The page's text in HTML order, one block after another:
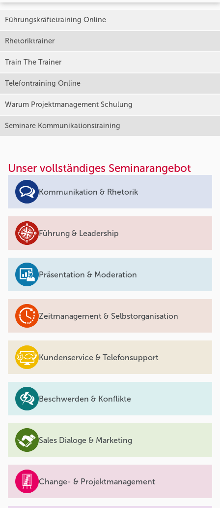
Führungskräftetraining Online
Rhetoriktrainer
Train The Trainer
Telefontraining Online
Warum Projektmanagement Schulung
Seminare Kommunikationstraining
Unser vollständiges Seminarangebot
Kommunikation & Rhetorik
Führung & Leadership
Präsentation & Moderation
Zeitmanagement & Selbstorganisation
Kundenservice & Telefonsupport
Beschwerden & Konflikte
Sales Dialoge & Marketing
Change- & Projektmanagement